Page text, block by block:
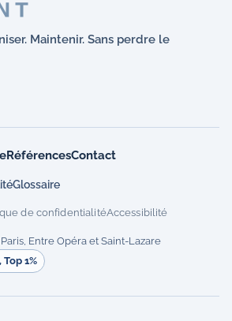
Maintenir. Sans perdre le
RéférencesContact
Glossaire
de confidentialitéAccessibilité
Entre Opéra et Saint-Lazare
1%